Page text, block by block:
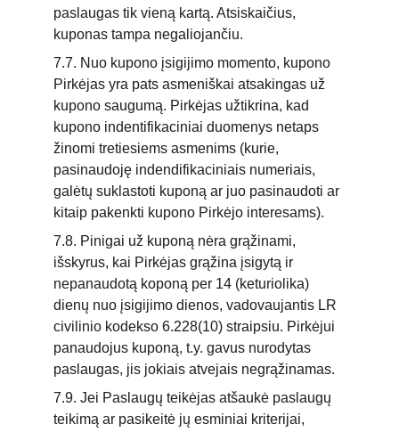
paslaugas tik vieną kartą. Atsiskaičius,
kuponas tampa negaliojančiu.
7.7. Nuo kupono įsigijimo momento, kupono
Pirkėjas yra pats asmeniškai atsakingas už
kupono saugumą. Pirkėjas užtikrina, kad
kupono indentifikaciniai duomenys netaps
žinomi tretiesiems asmenims (kurie,
pasinaudoję indendifikaciniais numeriais,
galėtų suklastoti kuponą ar juo pasinaudoti ar
kitaip pakenkti kupono Pirkėjo interesams).
7.8. Pinigai už kuponą nėra grąžinami,
išskyrus, kai Pirkėjas grąžina įsigytą ir
nepanaudotą koponą per 14 (keturiolika)
dienų nuo įsigijimo dienos, vadovaujantis LR
civilinio kodekso 6.228(10) straipsiu. Pirkėjui
panaudojus kuponą, t.y. gavus nurodytas
paslaugas, jis jokiais atvejais negrąžinamas.
7.9. Jei Paslaugų teikėjas atšaukė paslaugų
teikimą ar pasikeitė jų esminiai kriterijai,